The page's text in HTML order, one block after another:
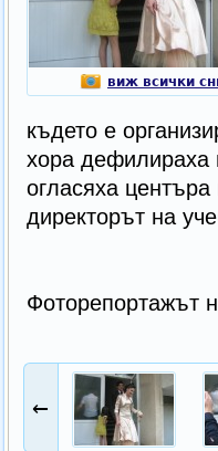
виж всички
където е
хора дефилираха
огласяха
директорът на
Фоторепортажът
←